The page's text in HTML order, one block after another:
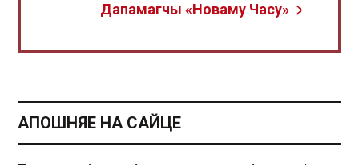
Дапамагчы «Новаму Часу»
АПОШНЯЕ НА САЙЦЕ